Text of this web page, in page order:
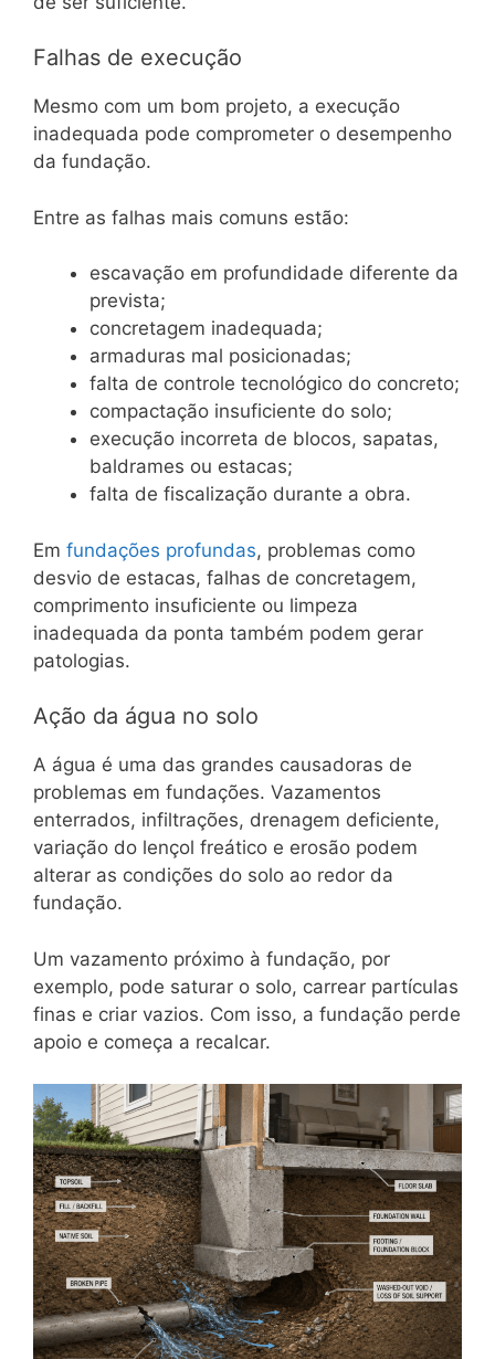
Falhas de execução
Mesmo com um bom projeto, a execução
inadequada pode comprometer o desempenho
da fundação.
Entre as falhas mais comuns estão:
escavação em profundidade diferente da
prevista;
concretagem inadequada;
armaduras mal posicionadas;
falta de controle tecnológico do concreto;
compactação insuficiente do solo;
execução incorreta de blocos, sapatas,
baldrames ou estacas;
falta de fiscalização durante a obra.
Em fundações profundas, problemas como
desvio de estacas, falhas de concretagem,
comprimento insuficiente ou limpeza
inadequada da ponta também podem gerar
patologias.
Ação da água no solo
A água é uma das grandes causadoras de
problemas em fundações. Vazamentos
enterrados, infiltrações, drenagem deficiente,
variação do lençol freático e erosão podem
alterar as condições do solo ao redor da
fundação.
Um vazamento próximo à fundação, por
exemplo, pode saturar o solo, carrear partículas
finas e criar vazios. Com isso, a fundação perde
apoio e começa a recalcar.